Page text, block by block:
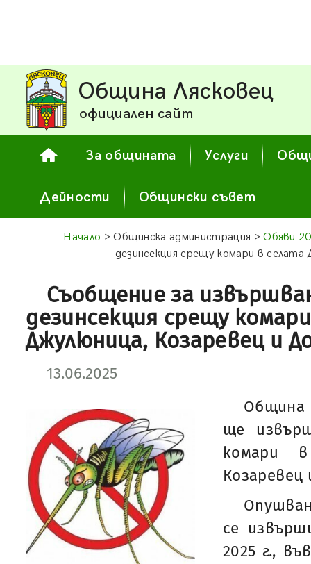
Община Лясковец
официален сайт
За общината Услуги
Дейности Общински съвет
Начало > Общинска администрация >Обяви
дезинсекция срещу комари в
Съобщение за
дезинсекция срещу
Джулюница, Козаревец и
13.06.2025
Община
ще
комари
Козаревец
се
2025 г.,